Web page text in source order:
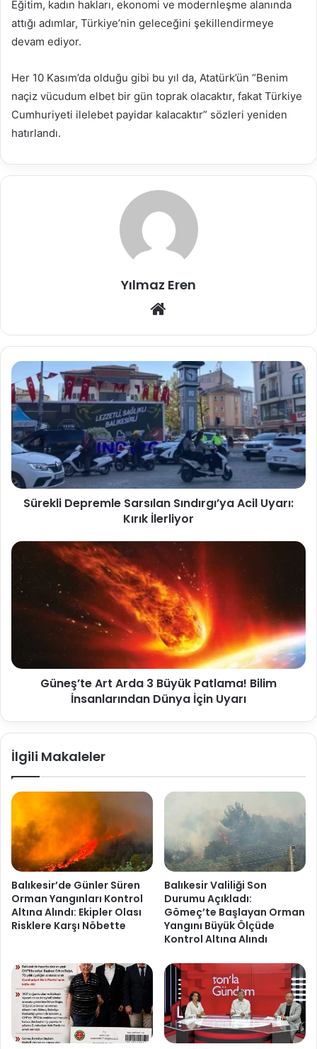
Eğitim, kadın hakları, ekonomi ve modernleşme alanında
attığı adımlar, Türkiye’nin geleceğini şekillendirmeye
devam ediyor.
Her 10 Kasım’da olduğu gibi bu yıl da, Atatürk’ün “Benim
naçiz vücudum elbet bir gün toprak olacaktır, fakat Türkiye
Cumhuriyeti ilelebet payidar kalacaktır” sözleri yeniden
hatırlandı.
Yılmaz Eren
Sürekli Depremle Sarsılan Sındırgı’ya Acil Uyarı:
Kırık İlerliyor
Güneş’te Art Arda 3 Büyük Patlama! Bilim
İnsanlarından Dünya İçin Uyarı
İlgili Makaleler
Balıkesir’de Günler Süren
Orman Yangınları Kontrol
Altına Alındı: Ekipler Olası
Risklere Karşı Nöbette
Balıkesir Valiliği Son
Durumu Açıkladı:
Gömeç’te Başlayan Orman
Yangını Büyük Ölçüde
Kontrol Altına Alındı